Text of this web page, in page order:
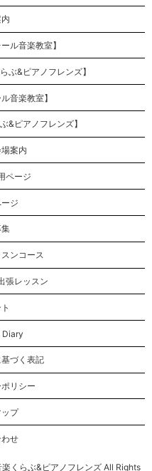
ル音楽教室】
ぶ&ピアノフレンズ】
音楽教室】
&ピアノフレンズ】
案内
ページ
ジ
ンコース
張レッスン
Diary
づく表記
リシー
プ
せ
くらぶ&ピアノフレンズ All Rights